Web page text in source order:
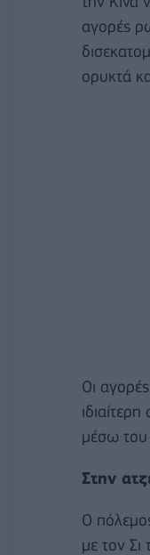
αγορές
ορυκτά
Οι
μέσω του
Στην
Ο
με τον Σι